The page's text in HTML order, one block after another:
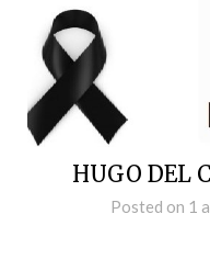
HUGO DEL
Posted on 1